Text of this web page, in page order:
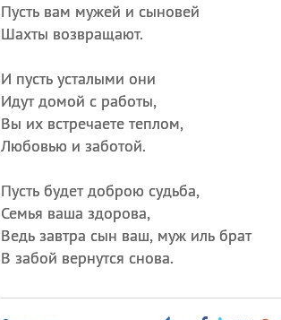
Пусть вам мужей и сыновей
Шахты возвращают.
И пусть усталыми они
Идут домой с работы,
Вы их встречаете теплом,
Любовью и заботой.
Пусть будет доброю судьба,
Семья ваша здорова,
Ведь завтра сын ваш, муж иль брат
В забой вернутся снова.